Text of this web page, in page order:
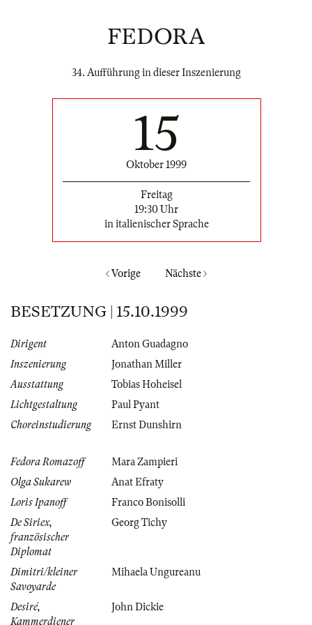
FEDORA
34. Aufführung in dieser Inszenierung
15
Oktober 1999
Freitag
19:30 Uhr
in italienischer Sprache
Vorige Nächste
BESETZUNG | 15.10.1999
Dirigent
Anton Guadagno
Inszenierung
Jonathan Miller
Ausstattung
Tobias Hoheisel
Lichtgestaltung
Paul Pyant
Choreinstudierung
Ernst Dunshirn
Fedora Romazoff
Mara Zampieri
Olga Sukarew
Anat Efraty
Loris Ipanoff
Franco Bonisolli
De Siriex,
französischer
Diplomat
Georg Tichy
Dimitri/kleiner
Savoyarde
Mihaela Ungureanu
Desiré,
Kammerdiener
John Dickie